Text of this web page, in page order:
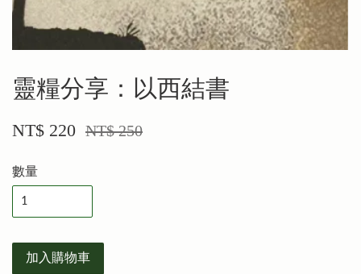
靈糧分享：以西結書
NT$ 220 NT$ 250
數量
加入購物車